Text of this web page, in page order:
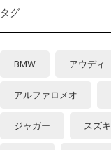
タグ
BMW アウディ
アルファロメオ
ジャガー スズキ